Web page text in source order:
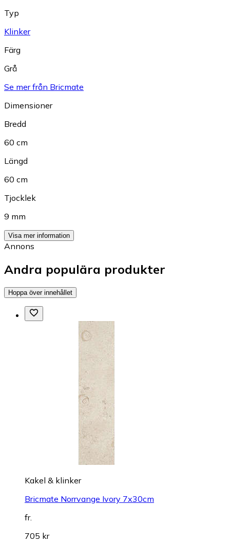
Typ
Klinker
Färg
Grå
Se mer från Bricmate
Dimensioner
Bredd
60 cm
Längd
60 cm
Tjocklek
9 mm
Visa mer information
Annons
Andra populära produkter
Hoppa över innehållet
Kakel & klinker
Bricmate Norrvange Ivory 7x30cm
fr.
705 kr